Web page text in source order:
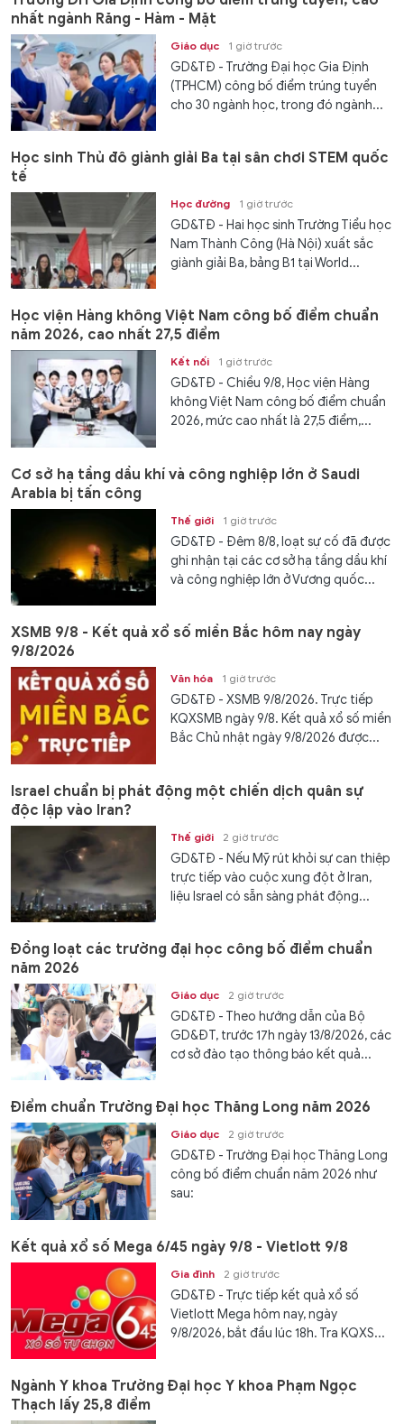
nhất ngành Răng - Hàm - Mặt
Giáo dục 1 giờ trước
GD&TĐ - Trường Đại học Gia Định
(TPHCM) công bố điểm trúng tuyển
cho 30 ngành học, trong đó ngành...
Học sinh Thủ đô giành giải Ba tại sân chơi STEM quốc
tế
Học đường 1 giờ trước
GD&TĐ - Hai học sinh Trường Tiểu học
Nam Thành Công (Hà Nội) xuất sắc
giành giải Ba, bảng B1 tại World...
Học viện Hàng không Việt Nam công bố điểm chuẩn
năm 2026, cao nhất 27,5 điểm
Kết nối 1 giờ trước
GD&TĐ - Chiều 9/8, Học viện Hàng
không Việt Nam công bố điểm chuẩn
2026, mức cao nhất là 27,5 điểm,...
Cơ sở hạ tầng dầu khí và công nghiệp lớn ở Saudi
Arabia bị tấn công
Thế giới 1 giờ trước
GD&TĐ - Đêm 8/8, loạt sự cố đã được
ghi nhận tại các cơ sở hạ tầng dầu khí
và công nghiệp lớn ở Vương quốc...
XSMB 9/8 - Kết quả xổ số miền Bắc hôm nay ngày
9/8/2026
Văn hóa 1 giờ trước
GD&TĐ - XSMB 9/8/2026. Trực tiếp
KQXSMB ngày 9/8. Kết quả xổ số miền
Bắc Chủ nhật ngày 9/8/2026 được...
Israel chuẩn bị phát động một chiến dịch quân sự
độc lập vào Iran?
Thế giới 2 giờ trước
GD&TĐ - Nếu Mỹ rút khỏi sự can thiệp
trực tiếp vào cuộc xung đột ở Iran,
liệu Israel có sẵn sàng phát động...
Đồng loạt các trường đại học công bố điểm chuẩn
năm 2026
Giáo dục 2 giờ trước
GD&TĐ - Theo hướng dẫn của Bộ
GD&ĐT, trước 17h ngày 13/8/2026, các
cơ sở đào tạo thông báo kết quả...
Điểm chuẩn Trường Đại học Thăng Long năm 2026
Giáo dục 2 giờ trước
GD&TĐ - Trường Đại học Thăng Long
công bố điểm chuẩn năm 2026 như
sau:
Kết quả xổ số Mega 6/45 ngày 9/8 - Vietlott 9/8
Gia đình 2 giờ trước
GD&TĐ - Trực tiếp kết quả xổ số
Vietlott Mega hôm nay, ngày
9/8/2026, bắt đầu lúc 18h. Tra KQXS...
Ngành Y khoa Trường Đại học Y khoa Phạm Ngọc
Thạch lấy 25,8 điểm